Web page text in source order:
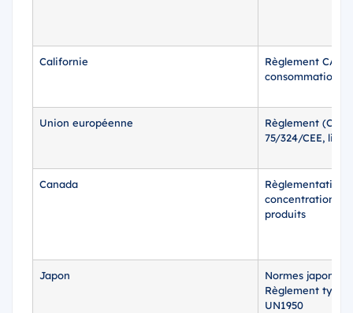
Californie
Règlement
consommation
Union européenne
Règlement (CE)
75/324/CEE, liens
Canada
Règlementation
concentration
produits
Japon
Normes
Règlement type
UN1950